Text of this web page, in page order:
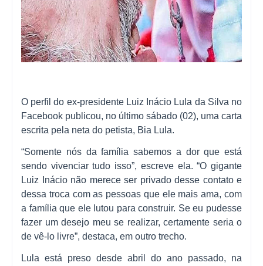
O perfil do ex-presidente Luiz Inácio Lula da Silva no
Facebook publicou, no último sábado (02), uma carta
escrita pela neta do petista, Bia Lula.
“Somente nós da família sabemos a dor que está
sendo vivenciar tudo isso”, escreve ela. “O gigante
Luiz Inácio não merece ser privado desse contato e
dessa troca com as pessoas que ele mais ama, com
a família que ele lutou para construir. Se eu pudesse
fazer um desejo meu se realizar, certamente seria o
de vê-lo livre”, destaca, em outro trecho.
Lula está preso desde abril do ano passado, na